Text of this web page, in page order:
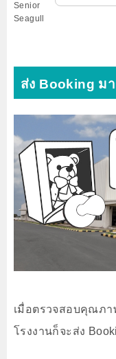
Senior
Seagull
ส่ง Booking ม
เมื่อตรวจสอบคุณภา
โรงงานก็จะส่ง